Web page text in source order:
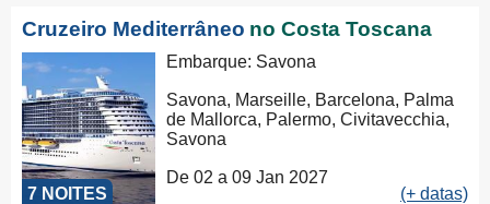
Cruzeiro Mediterrâneo no Costa Toscana
7 NOITES
Embarque: Savona
Savona, Marseille, Barcelona, Palma
de Mallorca, Palermo, Civitavecchia,
Savona
De 02 a 09 Jan 2027
(+ datas)